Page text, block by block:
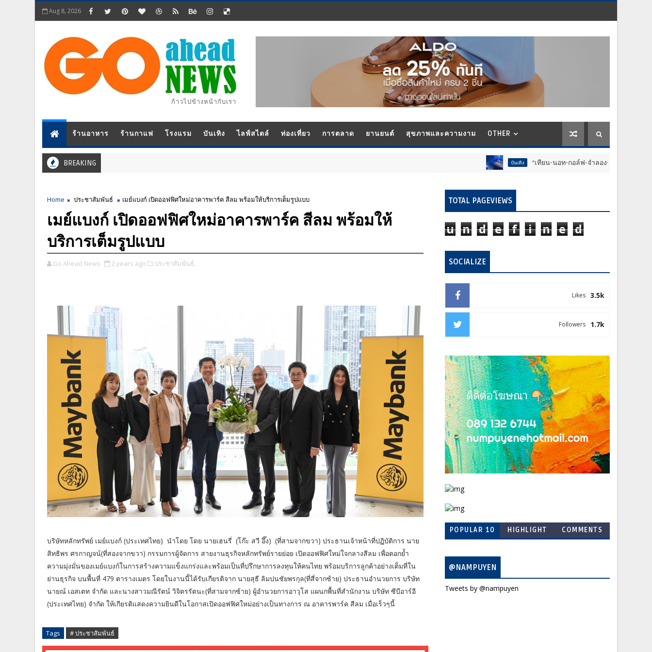
Aug 8, 2026
ก้าวไปข้างหน้ากับเรา
ร้านอาหาร ร้านกาแฟ โรงแรม บันเทิง ไลฟ์สไตล์ ท่องเที่ยว การตลาด ยานยนต์ สุขภาพและความงาม OTHER
BREAKING บันเทิง “เทียน-นอท-กอล์ฟ-จำลอง-โฟล์ค” ร้องจ๊าก!! อุป
Home ประชาสัมพันธ์ เมย์แบงก์ เปิดออฟฟิศใหม่อาคารพาร์ค สีลม พร้อมให้บริการเต็มรูปแบบ
เมย์แบงก์ เปิดออฟฟิศใหม่อาคารพาร์ค สีลม พร้อมให้
บริการเต็มรูปแบบ
Go Ahead News 2 years ago ประชาสัมพันธ์,
บริษัทหลักทรัพย์ เมย์แบงก์ (ประเทศไทย) นำโดย โดย นายเฮนรี่ (โก๊ะ สวี อึ๊ง) (ที่สามจากขวา) ประธานเจ้าหน้าที่ปฏิบัติการ นาย
สิทธิพร ศรกาญจน์(ที่สองจากขวา) กรรมการผู้จัดการ สายงานธุรกิจหลักทรัพย์รายย่อย เปิดออฟฟิศใหม่ใจกลางสีลม เพื่อตอกย้ำ
ความมุ่งมั่นของเมย์แบงก์ในการสร้างความแข็งแกร่งและพร้อมเป็นที่ปรึกษาการลงทุนให้คนไทย พร้อมบริการลูกค้าอย่างเต็มที่ใน
ย่านธุรกิจ บนพื้นที่ 479 ตารางเมตร โดยในงานนี้ได้รับเกียรติจาก นายสุธี ลิมปนชัยพรกุล(ที่สี่จากซ้าย) ประธานอำนวยการ บริษัท
นายณ์ เอสเตท จำกัด และนางสาวมณีรัตน์ วิจิตรรัตนะ(ที่สามจากซ้าย) ผู้อำนวยการอาวุโส แผนกพื้นที่สำนักงาน บริษัท ซีบีอาร์อี
(ประเทศไทย) จำกัด ให้เกียรติแสดงความยินดีในโอกาสเปิดออฟฟิศใหม่อย่างเป็นทางการ ณ อาคารพาร์ค สีลม เมื่อเร็วๆนี้
Tags # ประชาสัมพันธ์
TOTAL PAGEVIEWS
u n d e f i n e d
SOCIALIZE
3.5k
Likes
1.7k
Followers
POPULAR 10 HIGHLIGHT COMMENTS
@NAMPUYEN
Tweets by @nampuyen